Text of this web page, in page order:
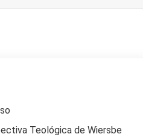
Teológica de Wiersbe